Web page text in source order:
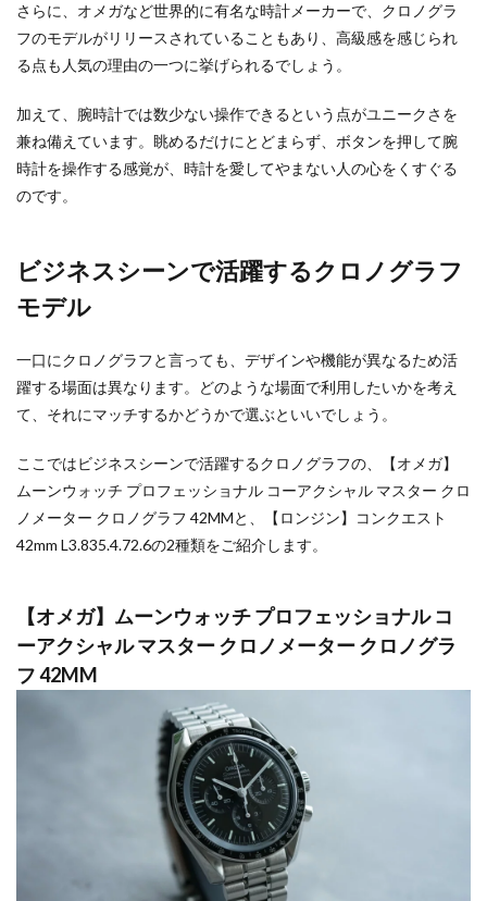
さらに、オメガなど世界的に有名な時計メーカーで、クロノグラ
フのモデルがリリースされていることもあり、高級感を感じられ
る点も人気の理由の一つに挙げられるでしょう。
加えて、腕時計では数少ない操作できるという点がユニークさを
兼ね備えています。眺めるだけにとどまらず、ボタンを押して腕
時計を操作する感覚が、時計を愛してやまない人の心をくすぐる
のです。
ビジネスシーンで活躍するクロノグラフ
モデル
一口にクロノグラフと言っても、デザインや機能が異なるため活
躍する場面は異なります。どのような場面で利用したいかを考え
て、それにマッチするかどうかで選ぶといいでしょう。
ここではビジネスシーンで活躍するクロノグラフの、【オメガ】
ムーンウォッチ プロフェッショナル コーアクシャル マスター クロ
ノメーター クロノグラフ 42MMと、【ロンジン】コンクエスト
42mm L3.835.4.72.6の2種類をご紹介します。
【オメガ】ムーンウォッチ プロフェッショナル コ
ーアクシャル マスター クロノメーター クロノグラ
フ 42MM